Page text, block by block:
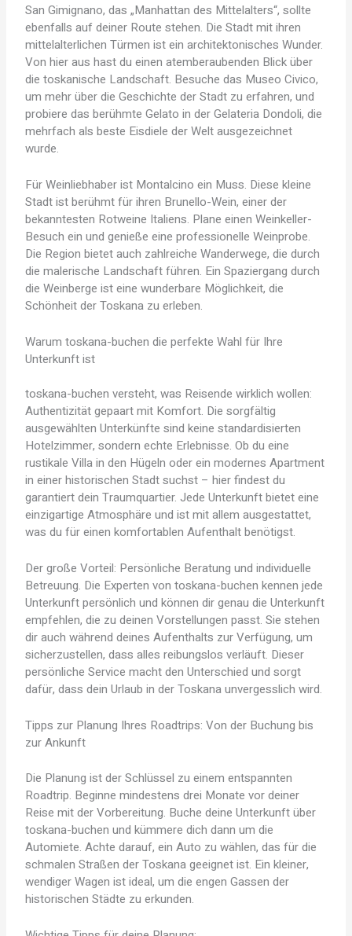
San Gimignano, das „Manhattan des Mittelalters“, sollte
ebenfalls auf deiner Route stehen. Die Stadt mit ihren
mittelalterlichen Türmen ist ein architektonisches Wunder.
Von hier aus hast du einen atemberaubenden Blick über
die toskanische Landschaft. Besuche das Museo Civico,
um mehr über die Geschichte der Stadt zu erfahren, und
probiere das berühmte Gelato in der Gelateria Dondoli, die
mehrfach als beste Eisdiele der Welt ausgezeichnet
wurde.
Für Weinliebhaber ist Montalcino ein Muss. Diese kleine
Stadt ist berühmt für ihren Brunello-Wein, einer der
bekanntesten Rotweine Italiens. Plane einen Weinkeller-
Besuch ein und genieße eine professionelle Weinprobe.
Die Region bietet auch zahlreiche Wanderwege, die durch
die malerische Landschaft führen. Ein Spaziergang durch
die Weinberge ist eine wunderbare Möglichkeit, die
Schönheit der Toskana zu erleben.
Warum toskana-buchen die perfekte Wahl für Ihre
Unterkunft ist
toskana-buchen versteht, was Reisende wirklich wollen:
Authentizität gepaart mit Komfort. Die sorgfältig
ausgewählten Unterkünfte sind keine standardisierten
Hotelzimmer, sondern echte Erlebnisse. Ob du eine
rustikale Villa in den Hügeln oder ein modernes Apartment
in einer historischen Stadt suchst – hier findest du
garantiert dein Traumquartier. Jede Unterkunft bietet eine
einzigartige Atmosphäre und ist mit allem ausgestattet,
was du für einen komfortablen Aufenthalt benötigst.
Der große Vorteil: Persönliche Beratung und individuelle
Betreuung. Die Experten von toskana-buchen kennen jede
Unterkunft persönlich und können dir genau die Unterkunft
empfehlen, die zu deinen Vorstellungen passt. Sie stehen
dir auch während deines Aufenthalts zur Verfügung, um
sicherzustellen, dass alles reibungslos verläuft. Dieser
persönliche Service macht den Unterschied und sorgt
dafür, dass dein Urlaub in der Toskana unvergesslich wird.
Tipps zur Planung Ihres Roadtrips: Von der Buchung bis
zur Ankunft
Die Planung ist der Schlüssel zu einem entspannten
Roadtrip. Beginne mindestens drei Monate vor deiner
Reise mit der Vorbereitung. Buche deine Unterkunft über
toskana-buchen und kümmere dich dann um die
Automiete. Achte darauf, ein Auto zu wählen, das für die
schmalen Straßen der Toskana geeignet ist. Ein kleiner,
wendiger Wagen ist ideal, um die engen Gassen der
historischen Städte zu erkunden.